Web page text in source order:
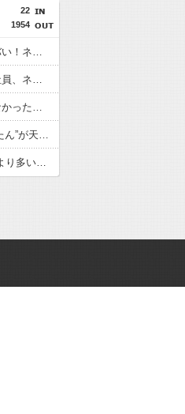
22
1954
【世界三大料理】トルコが選ばれた理由がヤバい！ネット民が激論した結果
【いただきます】宗教行為と激詰めした派遣社員、ネットで大炎上
【戦国皆殺し】日本語が通じたから殺戮が少なかった？歴史の真実
【中川翔子】才能と虚言癖が同居する“しょこたん”が天下を取れなかった理由
【がん原因】1位は感染症16.6%！喫煙・飲酒より多い衝撃の真実